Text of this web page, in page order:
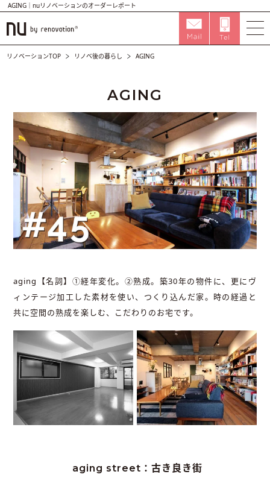
AGING｜nuリノベーションのオーダーレポート
リノベーションTOP リノベ後の暮らし AGING
AGING
aging【名詞】①経年変化。②熟成。築30年の物件に、更にヴ
ィンテージ加工した素材を使い、つくり込んだ家。時の経過と
共に空間の熟成を楽しむ、こだわりのお宅です。
aging street：古き良き街